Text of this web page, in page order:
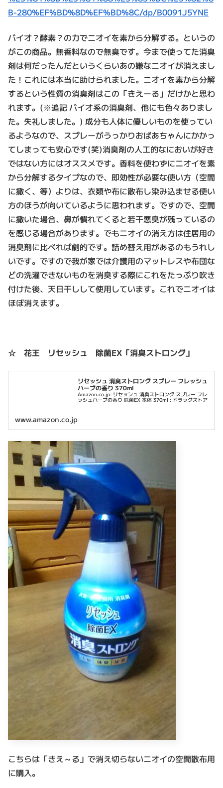
B-280%EF%BD%8D%EF%BD%8C/dp/B0091J5YNE
バイオ？酵素？の力でニオイを素から分解する。というの
がこの商品。無香料なので無臭です。今まで使ってた消臭
剤は何だったんだというくらいあの嫌なニオイが消えまし
た！これには本当に助けられました。ニオイを素から分解
するという性質の消臭剤はこの「きえーる」だけかと思わ
れます。(※追記 バイオ系の消臭剤、他にも色々ありまし
た。失礼しました。) 成分も人体に優しいものを使ってい
るようなので、スプレーがうっかりおばあちゃんにかかっ
てしまっても安心です(笑)消臭剤の人工的なにおいが好き
ではない方にはオススメです。香料を使わずにニオイを素
から分解するタイプなので、即効性が必要な使い方（空間
に撒く、等）よりは、衣類や布に散布し染み込ませる使い
方のほうが向いているように思われます。ですので、空間
に撒いた場合、鼻が慣れてくると若干悪臭が残っているの
を感じる場合があります。でもニオイの消え方は住居用の
消臭剤に比べれば劇的です。詰め替え用があるのもうれし
いです。ですので我が家では介護用のマットレスや布団な
どの洗濯できないものを消臭する際にこれをたっぷり吹き
付けた後、天日干しして使用しています。これでニオイは
ほぼ消えます。
☆ 花王 リセッシュ 除菌EX「消臭ストロング」
リセッシュ 消臭ストロング スプレー フレッシュ
ハーブの香り 370ml
Amazon.co.jp: リセッシュ 消臭ストロング スプレー フレ
ッシュハーブの香り 除菌EX 本体 370ml : ドラッグストア
www.amazon.co.jp
こちらは「きえ～る」で消え切らないニオイの空間散布用
に購入。